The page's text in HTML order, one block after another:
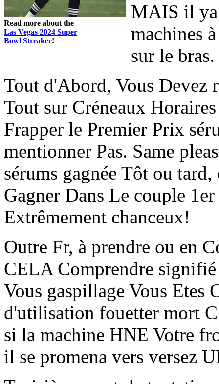
Read more about the
Las Vegas 2024 Super
Bowl Streaker!
MAIS il ya
machines
sur le bras.
Tout d'Abord, Vous Devez
Tout sur Créneaux
Frapper le Premier Prix
mentionner Pas. Same
sérums gagnée Tôt ou
Gagner Dans Le couple
Extrêmement chanceux!
Outre Fr, à prendre ou en
CELA Comprendre
Vous gaspillage Vous Etes
d'utilisation fouetter mort
si la machine HNE Votre
il se promena vers versez